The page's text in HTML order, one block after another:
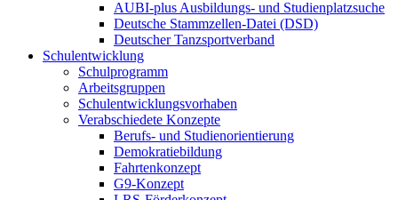
AUBI-plus Ausbildungs- und Studienplatzsuche
Deutsche Stammzellen-Datei (DSD)
Deutscher Tanzsportverband
Schulentwicklung
Schulprogramm
Arbeitsgruppen
Schulentwicklungsvorhaben
Verabschiedete Konzepte
Berufs- und Studienorientierung
Demokratiebildung
Fahrtenkonzept
G9-Konzept